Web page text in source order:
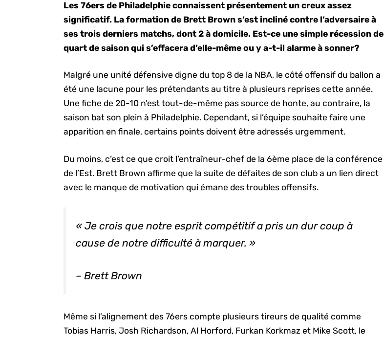
Les 76ers de Philadelphie connaissent présentement un creux assez
significatif. La formation de Brett Brown s’est incliné contre l’adversaire à
ses trois derniers matchs, dont 2 à domicile. Est-ce une simple récession de
quart de saison qui s’effacera d’elle-même ou y a-t-il alarme à sonner?
Malgré une unité défensive digne du top 8 de la NBA, le côté offensif du ballon a
été une lacune pour les prétendants au titre à plusieurs reprises cette année.
Une fiche de 20-10 n’est tout-de-même pas source de honte, au contraire, la
saison bat son plein à Philadelphie. Cependant, si l’équipe souhaite faire une
apparition en finale, certains points doivent être adressés urgemment.
Du moins, c’est ce que croit l’entraîneur-chef de la 6ème place de la conférence
de l’Est. Brett Brown affirme que la suite de défaites de son club a un lien direct
avec le manque de motivation qui émane des troubles offensifs.
« Je crois que notre esprit compétitif a pris un dur coup à
cause de notre difficulté à marquer. »
– Brett Brown
Même si l’alignement des 76ers compte plusieurs tireurs de qualité comme
Tobias Harris, Josh Richardson, Al Horford, Furkan Korkmaz et Mike Scott, le